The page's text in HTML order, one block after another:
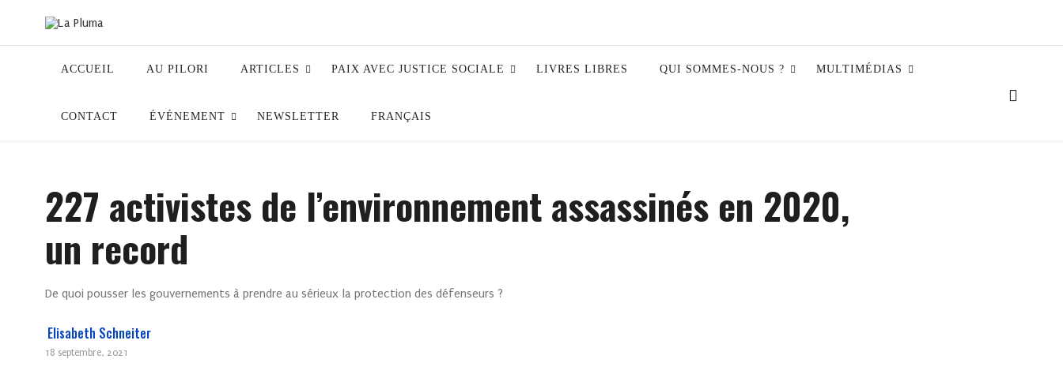
ACCUEIL AU PILORI ARTICLES PAIX AVEC JUSTICE SOCIALE LIVRES LIBRES QUI SOMMES-NOUS ? MULTIMÉDIAS
CONTACT ÉVÉNEMENT NEWSLETTER FRANÇAIS
227 activistes de l’environnement assassinés en 2020,
un record
De quoi pousser les gouvernements à prendre au sérieux la protection des défenseurs ?
Elisabeth Schneiter
18 septembre, 2021